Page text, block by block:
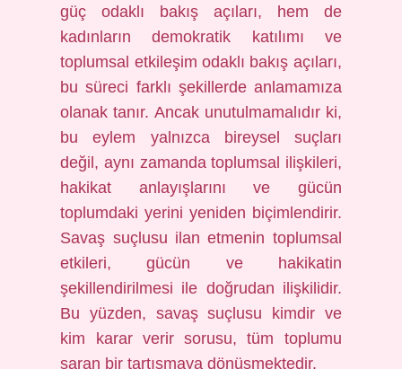
güç odaklı bakış açıları, hem de
kadınların demokratik katılımı ve
toplumsal etkileşim odaklı bakış açıları,
bu süreci farklı şekillerde anlamamıza
olanak tanır. Ancak unutulmamalıdır ki,
bu eylem yalnızca bireysel suçları
değil, aynı zamanda toplumsal ilişkileri,
hakikat anlayışlarını ve gücün
toplumdaki yerini yeniden biçimlendirir.
Savaş suçlusu ilan etmenin toplumsal
etkileri, gücün ve hakikatin
şekillendirilmesi ile doğrudan ilişkilidir.
Bu yüzden, savaş suçlusu kimdir ve
kim karar verir sorusu, tüm toplumu
saran bir tartışmaya dönüşmektedir.